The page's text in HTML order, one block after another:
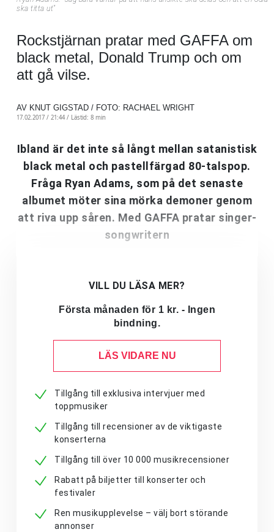
ska titta ut"
Rockstjärnan pratar med GAFFA om
black metal, Donald Trump och om
att gå vilse.
AV KNUT GIGSTAD / FOTO: RACHAEL WRIGHT
17.02.2017 / 21:44 / Lästid: 8 min
Ibland är det inte så långt mellan satanistisk
black metal och pastellfärgad 80-talspop.
Fråga Ryan Adams, som på det senaste
albumet möter sina mörka demoner genom
att riva upp såren. Med GAFFA pratar singer-
songwritern
VILL DU LÄSA MER?
Första månaden för 1 kr. - Ingen
bindning.
LÄS VIDARE NU
Tillgång till exklusiva intervjuer med
toppmusiker
Tillgång till recensioner av de viktigaste
konserterna
Tillgång till över 10 000 musikrecensioner
Rabatt på biljetter till konserter och
festivaler
Ren musikupplevelse – välj bort störande
annonser